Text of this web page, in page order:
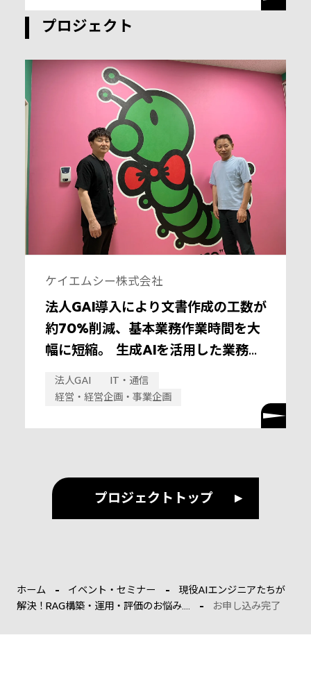
プロジェクト
ケイエムシー株式会社
法人GAI導入により文書作成の工数が
約70%削減、基本業務作業時間を大
幅に短縮。 生成AIを活用した業務効
率化により、ワークライフバランス
向上を目指す。
法人GAI
IT・通信
経営・経営企画・事業企画
プロジェクトトップ
ホーム イベント・セミナー
現役AIエンジニアたちが
解決！RAG構築・運用・評価のお悩み....
お申し込み完了